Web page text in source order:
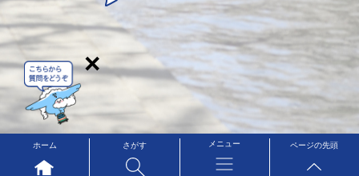
ホーム さがす メニュー ページの先頭
×